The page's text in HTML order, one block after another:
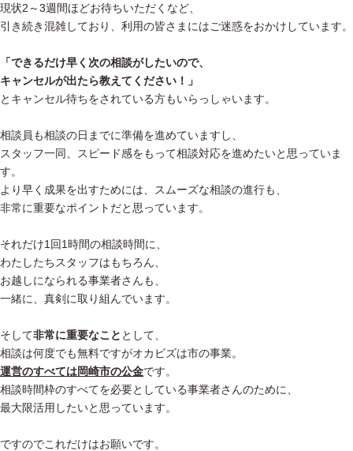
現状2～3週間ほどお待ちいただくなど、
引き続き混雑しており、利用の皆さまにはご迷惑をおかけしています。
「できるだけ早く次の相談がしたいので、
キャンセルが出たら教えてください！」
とキャンセル待ちをされている方もいらっしゃいます。
相談員も相談の日までに準備を進めていますし、
スタッフ一同、スピード感をもって相談対応を進めたいと思っていま
す。
より早く成果を出すためには、スムーズな相談の進行も、
非常に重要なポイントだと思っています。
それだけ1回1時間の相談時間に、
わたしたちスタッフはもちろん、
お越しになられる事業者さんも、
一緒に、真剣に取り組んでいます。
そして非常に重要なこと として、
相談は何度でも無料ですがオカビズは市の事業。
運営のすべては岡崎市の公金です。
相談時間枠のすべてを必要としている事業者さんのために、
最大限活用したいと思っています。
ですのでこれだけはお願いです。